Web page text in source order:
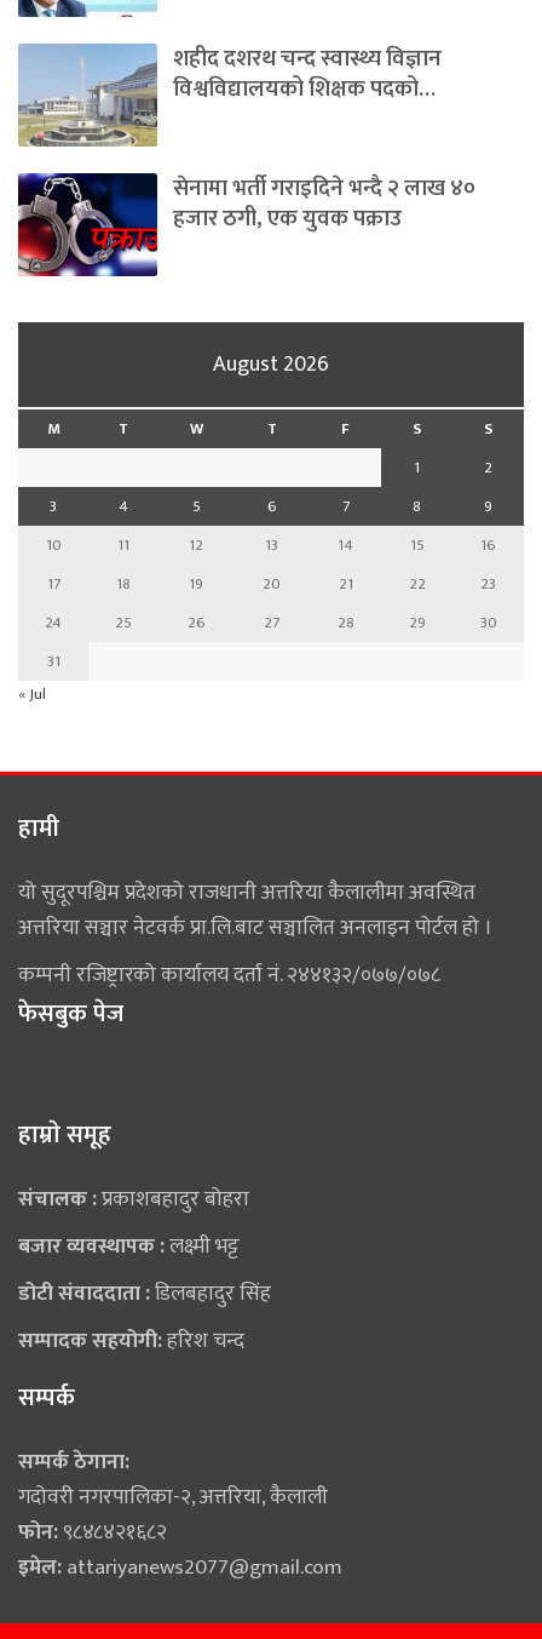
शहीद दशरथ चन्द स्वास्थ्य विज्ञान
विश्वविद्यालयको शिक्षक पदको…
सेनामा भर्ती गराइदिने भन्दै २ लाख ४०
हजार ठगी, एक युवक पक्राउ
August 2026
M T W T F S
S
1
2
3
4 5 6 7 8
9
10
11 12 13 14 15
16
17
18 19 20 21 22
23
24
25 26 27 28 29
30
31
« Jul
हामी
यो सुदूरपश्चिम प्रदेशको राजधानी अत्तरिया कैलालीमा अवस्थित
अत्तरिया सञ्चार नेटवर्क प्रा.लि.बाट सञ्चालित अनलाइन पोर्टल हो ।
कम्पनी रजिष्ट्रारको कार्यालय दर्ता नं. २४४१३२/०७७/०७८
फेसबुक पेज
हाम्राे समूह
संचालक :प्रकाशबहादुर बोहरा
बजार व्यवस्थापक :लक्ष्मी भट्ट
डोटी संवाददाता :डिलबहादुर सिंह
सम्पादक सहयोगी:हरिश चन्द
सम्पर्क
सम्पर्क ठेगाना:
गदोवरी नगरपालिका-२, अत्तरिया, कैलाली
फोन:९८४८४२१६८२
इमेल:attariyanews2077@gmail.com